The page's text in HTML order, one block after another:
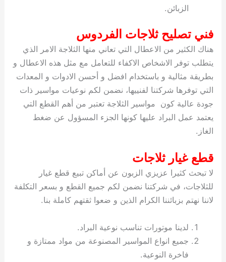
الزبائن.
فني تصليح ثلاجات الفردوس
هناك الكثير من الاعطال التي تعاني منها الثلاجة الامر الذي
يتطلب توفر الاشخاص الاكفاء للتعامل مع مثل هذه الاعطال و
بطريقة مثالية و باستخدام افضل و أحسن الادوات و المعدات
التي توفرها شركتنا لفنييها، نضمن لكم نوعيات مواسير ذات
جودة عالية كون مواسير الثلاجة تعتبر من أهم القطع التي
يعتمد عمل البراد عليها كونها الجزء المسؤول عن ضغط
الغاز.
قطع غيار ثلاجات
لا تبحث كثيرا عزيزي الزبون عن أماكن تبيع قطع غيار
للثلاجات، في شركتنا نضمن لكم جميع القطع و بسعر التكلفة
لاننا نهتم بزبائننا الكرام الذين و ضعوا ثقتهم كاملة بنا.
لدينا موتورات تناسب نوعية البراد.
جميع انواع المواسير المصنوعة من مواد ممتازة و
فاخرة النوعية.